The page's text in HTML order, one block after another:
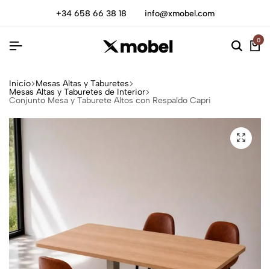
+34 658 66 38 18 info@xmobel.com
0
Inicio Mesas Altas y Taburetes
Mesas Altas y Taburetes de Interior
Conjunto Mesa y Taburete Altos con Respaldo Capri